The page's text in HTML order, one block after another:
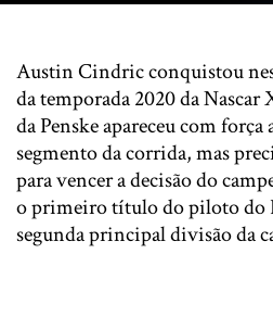
Austin Cindric conquistou
da temporada 2020 da
da Penske apareceu com
segmento da corrida, mas
para vencer a decisão do
o primeiro título do piloto do
segunda principal divisão da